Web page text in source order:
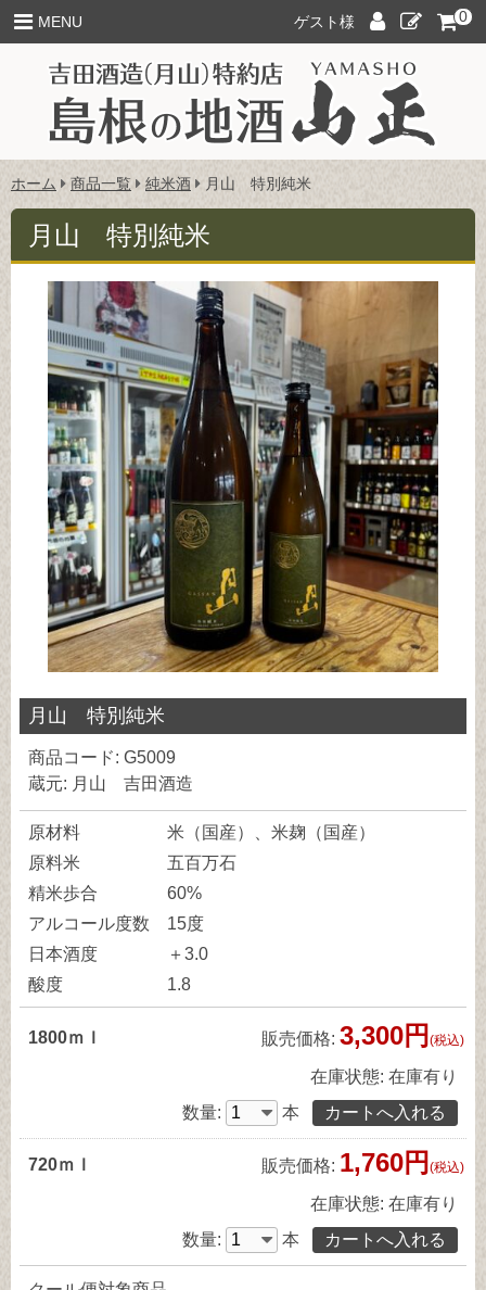
このページの本文へゲスト様
ロ
ン
新
0
MENU
こ
の
ホーム 商品一覧 純米酒 月山 特別純米
月山 特別純米
月山 特別純米
商品コード: G5009
蔵元: 月山 吉田酒造
原材料
米（国産）、米麹（国産）
原料米
五百万石
精米歩合
60%
アルコール度数
15度
日本酒度
＋3.0
酸度
1.8
1800ｍｌ 販売価格: 3,300円 (税込)
在庫状態: 在庫有り
数量:
本
720ｍｌ 販売価格: 1,760円 (税込)
在庫状態: 在庫有り
数量:
本